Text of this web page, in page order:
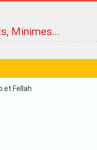
Minimes...
et Fellah